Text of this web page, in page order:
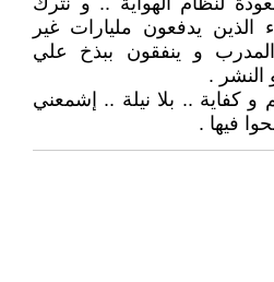
الذين يدفعون مليارات غير
و ينفقون ببذخ علي
النشر .
و كفاية .. بلا نيلة .. إشمعني
فيها .